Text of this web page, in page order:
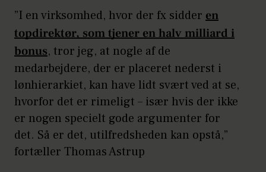
”I en virksomhed, hvor der fx sidder en
topdirektør, som tjener en halv milliard i
bonus, tror jeg, at nogle af de
medarbejdere, der er placeret nederst i
lønhierarkiet, kan have lidt svært ved at se,
hvorfor det er rimeligt – især hvis der ikke
er nogen specielt gode argumenter for
det. Så er det, utilfredsheden kan opstå,”
fortæller Thomas Astrup